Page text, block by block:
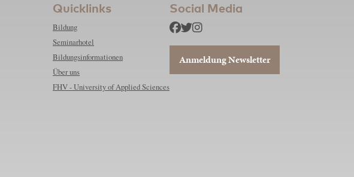
Quicklinks
Bildung
Seminarhotel
Bildungsinformationen
Über uns
FHV - University of Applied Sciences
Social Media
Anmeldung Newsletter